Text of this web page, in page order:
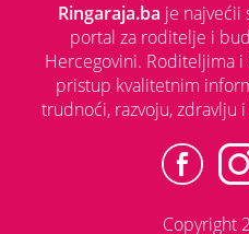
Ringaraja.ba je najvećii
portal za roditelje i
Hercegovini. Roditeljima
pristup kvalitetnim
trudnoći, razvoju, zdravlju
Copyright